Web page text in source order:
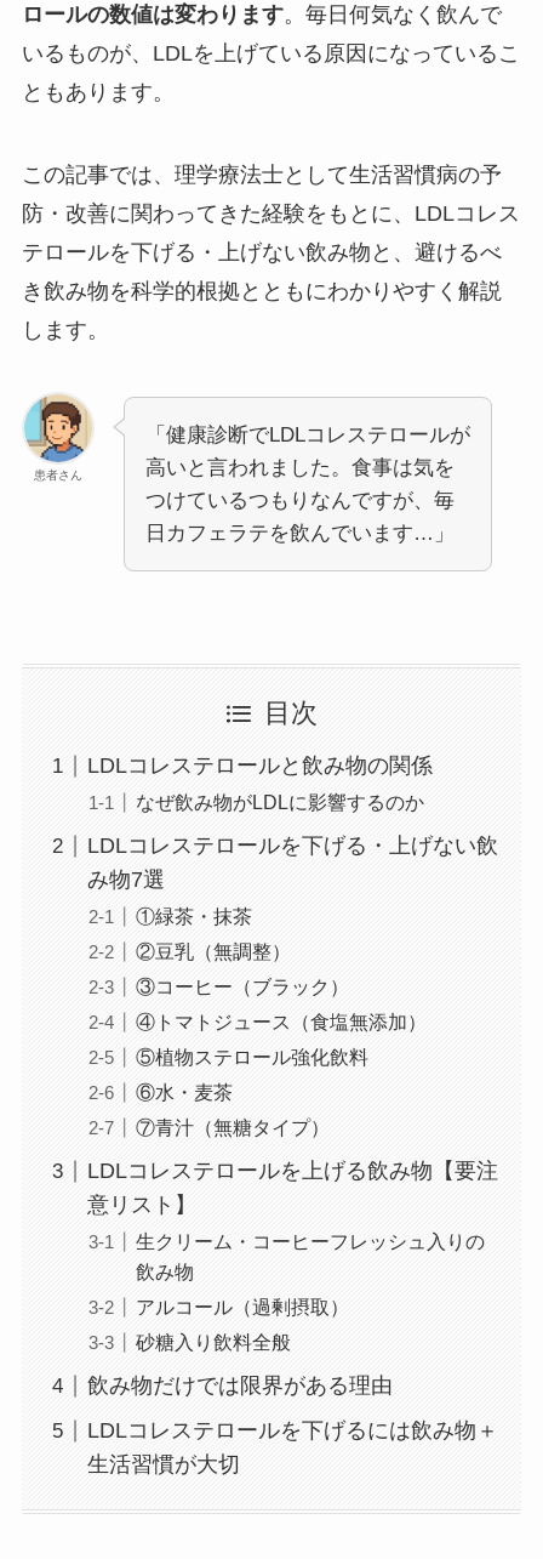
ロールの数値は変わります。毎日何気なく飲んで
いるものが、LDLを上げている原因になっているこ
ともあります。
この記事では、理学療法士として生活習慣病の予
防・改善に関わってきた経験をもとに、LDLコレス
テロールを下げる・上げない飲み物と、避けるべ
き飲み物を科学的根拠とともにわかりやすく解説
します。
患者さん
「健康診断でLDLコレステロールが
高いと言われました。食事は気を
つけているつもりなんですが、毎
日カフェラテを飲んでいます…」
目次
LDLコレステロールと飲み物の関係
なぜ飲み物がLDLに影響するのか
LDLコレステロールを下げる・上げない飲
み物7選
①緑茶・抹茶
②豆乳（無調整）
③コーヒー（ブラック）
④トマトジュース（食塩無添加）
⑤植物ステロール強化飲料
⑥水・麦茶
⑦青汁（無糖タイプ）
LDLコレステロールを上げる飲み物【要注
意リスト】
生クリーム・コーヒーフレッシュ入りの
飲み物
アルコール（過剰摂取）
砂糖入り飲料全般
飲み物だけでは限界がある理由
LDLコレステロールを下げるには飲み物＋
生活習慣が大切